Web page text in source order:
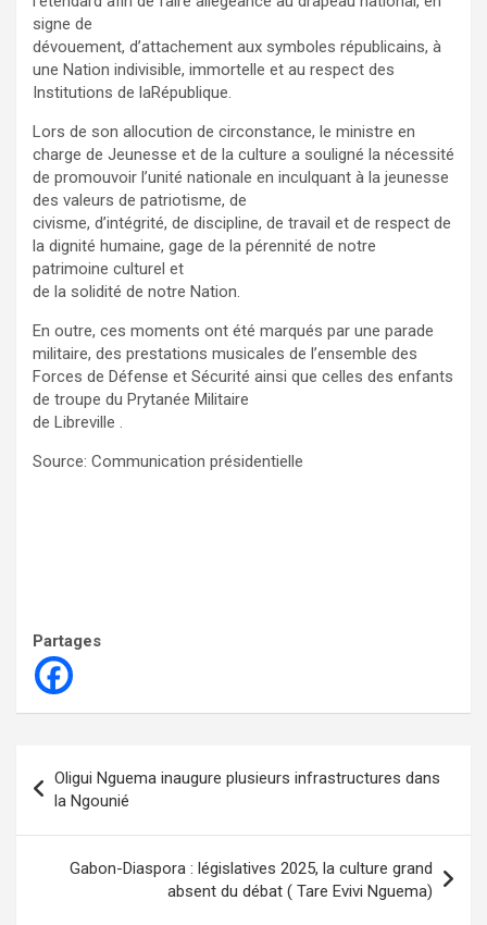
signe de
dévouement, d’attachement aux symboles républicains, à
une Nation indivisible, immortelle et au respect des
Institutions de laRépublique.
Lors de son allocution de circonstance, le ministre en
charge de Jeunesse et de la culture a souligné la nécessité
de promouvoir l’unité nationale en inculquant à la jeunesse
des valeurs de patriotisme, de
civisme, d’intégrité, de discipline, de travail et de respect de
la dignité humaine, gage de la pérennité de notre
patrimoine culturel et
de la solidité de notre Nation.
En outre, ces moments ont été marqués par une parade
militaire, des prestations musicales de l’ensemble des
Forces de Défense et Sécurité ainsi que celles des enfants
de troupe du Prytanée Militaire
de Libreville .
Source: Communication présidentielle
Partages
de
l’article
Oligui Nguema inaugure plusieurs infrastructures dans
la Ngounié
Gabon-Diaspora : législatives 2025, la culture grand
absent du débat ( Tare Evivi Nguema)